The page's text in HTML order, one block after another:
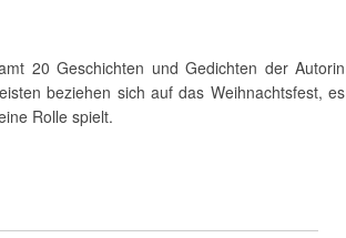
20 Geschichten und Gedichten der Autorin
beziehen sich auf das Weihnachtsfest, es
Rolle spielt.